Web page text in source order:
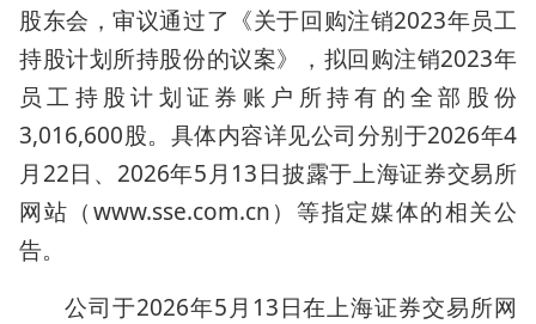
股东会，审议通过了《关于回购注销2023年员工
持股计划所持股份的议案》，拟回购注销2023年
员工持股计划证券账户所持有的全部股份
3,016,600股。具体内容详见公司分别于2026年4
月22日、2026年5月13日披露于上海证券交易所
网站（www.sse.com.cn）等指定媒体的相关公
告。
公司于2026年5月13日在上海证券交易所网